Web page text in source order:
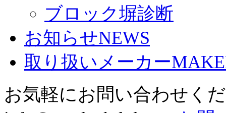
ブロック塀診断
お知らせNEWS
取り扱いメーカー
お気軽にお問い合わせく